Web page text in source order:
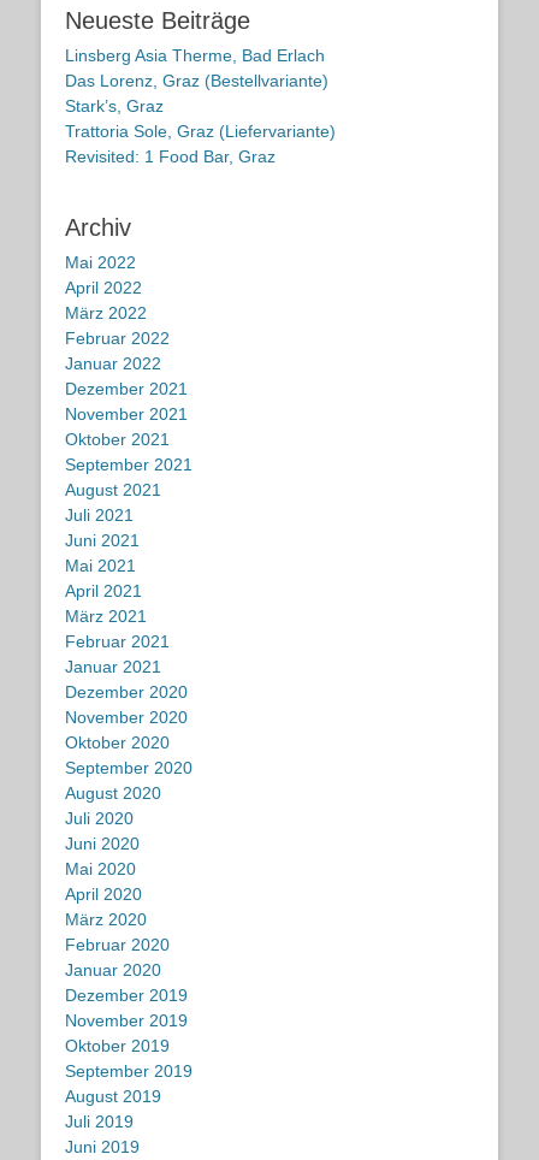
Neueste Beiträge
Linsberg Asia Therme, Bad Erlach
Das Lorenz, Graz (Bestellvariante)
Stark’s, Graz
Trattoria Sole, Graz (Liefervariante)
Revisited: 1 Food Bar, Graz
Archiv
Mai 2022
April 2022
März 2022
Februar 2022
Januar 2022
Dezember 2021
November 2021
Oktober 2021
September 2021
August 2021
Juli 2021
Juni 2021
Mai 2021
April 2021
März 2021
Februar 2021
Januar 2021
Dezember 2020
November 2020
Oktober 2020
September 2020
August 2020
Juli 2020
Juni 2020
Mai 2020
April 2020
März 2020
Februar 2020
Januar 2020
Dezember 2019
November 2019
Oktober 2019
September 2019
August 2019
Juli 2019
Juni 2019